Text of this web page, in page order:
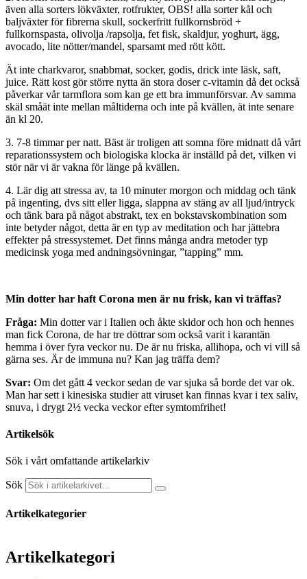
även alla sorters lökväxter, rotfrukter, OBS! alla sorter kål och
baljväxter för fibrerna skull, sockerfritt fullkornsbröd +
fullkornspasta, olivolja /rapsolja, fet fisk, skaldjur, yoghurt, ägg,
avocado, lite nötter/mandel, sparsamt med rött kött.
Ät inte charkvaror, snabbmat, socker, godis, drick inte läsk, saft,
juice. Rätt kost gör större nytta än stora doser c-vitamin då det också
påverkar vår tarmflora som kan ge ett bra immunförsvar. Av samma
skäl småät inte mellan måltiderna och inte på kvällen, ät inte senare
än kl 20.
3. 7-8 timmar per natt. Bäst är troligen att somna före midnatt då vårt
reparationssystem och biologiska klocka är inställd på det, vilken vi
stör när vi är vakna för länge på kvällen.
4. Lär dig att stressa av, ta 10 minuter morgon och middag och tänk
på ingenting, dvs sitt eller ligga, slappna av stäng av all ljud/intryck
och tänk bara på något abstrakt, tex en bokstavskombination som
inte betyder något, detta är en typ av meditation och har jättebra
effekter på stressystemet. Det finns många andra metoder typ
medicinsk yoga med andningsövningar, ”tapping” mm.
Min dotter har haft Corona men är nu frisk, kan vi träffas?
Fråga: Min dotter var i Italien och åkte skidor och hon och hennes
man fick Corona, de har tre döttrar som också varit i karantän
hemma i över fyra veckor nu. De är nu friska, allihopa, och vi vill så
gärna ses. Är de immuna nu? Kan jag träffa dem?
Svar: Om det gått 4 veckor sedan de var sjuka så borde det var ok.
Man har sett i kinesiska studier att viruset kan finnas kvar i tex saliv,
snuva, i drygt 2½ vecka veckor efter symtomfrihet!
Artikelsök
Sök i vårt omfattande artikelarkiv
Sök
Artikelkategorier
Artikelkategori